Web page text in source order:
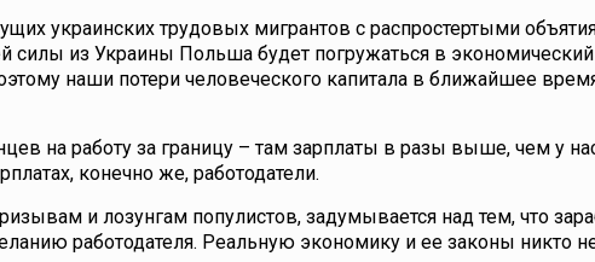
украинских трудовых мигрантов с распростертыми
силы из Украины Польша будет погружаться в экономический
наши потери человеческого капитала в ближайшее
на работу за границу – там зарплаты в разы выше, чем у
конечно же, работодатели.
и лозунгам популистов, задумывается над тем, что
работодателя. Реальную экономику и ее законы никто